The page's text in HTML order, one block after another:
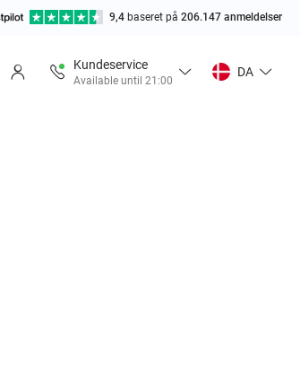
9,4 baseret på 206.147 anmeldelser
Kundeservice
Available until 21:00
DA